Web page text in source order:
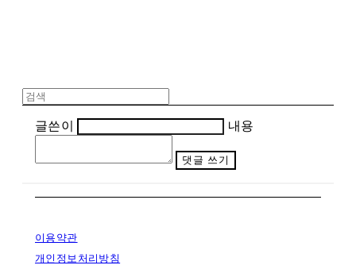
글쓴이 내용
댓글 쓰기
이용약관
개인정보처리방침